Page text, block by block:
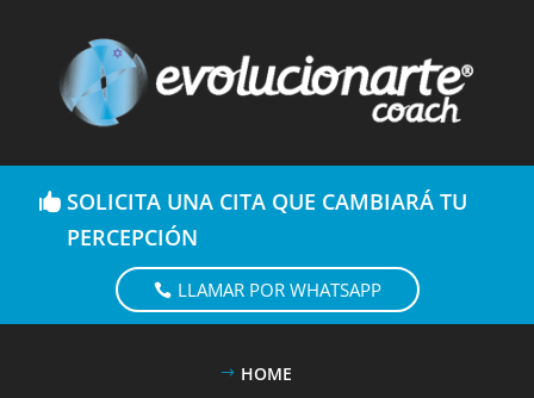
SOLICITA UNA CITA QUE CAMBIARÁ TU
PERCEPCIÓN
LLAMAR POR WHATSAPP
HOME